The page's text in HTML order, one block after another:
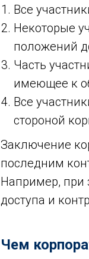
Все
Некоторые
положений
Часть
имеющее к
Все
стороной
Заключение
последним
Например, при
доступа и
Чем